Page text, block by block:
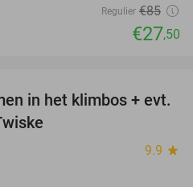
Regulier €85
€27,50
23%
in het klimbos + evt.
9.9 star